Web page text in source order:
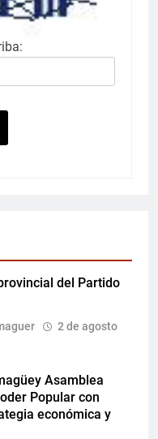
del Partido
2 de agosto
Asamblea
Popular con
económica y